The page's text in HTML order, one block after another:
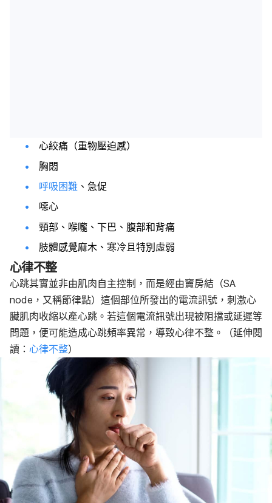
心絞痛（重物壓迫感）
胸悶
呼吸困難 、急促
噁心
頸部、喉嚨、下巴、腹部和背痛
肢體感覺麻木、寒冷且特別虛弱
心律不整
心跳其實並非由肌肉自主控制，而是經由竇房結（SA
node，又稱節律點）這個部位所發出的電流訊號，刺激心
臟肌肉收縮以產心跳。若這個電流訊號出現被阻擋或延遲等
問題，便可能造成心跳頻率異常，導致心律不整。（延伸閱
讀： 心律不整）